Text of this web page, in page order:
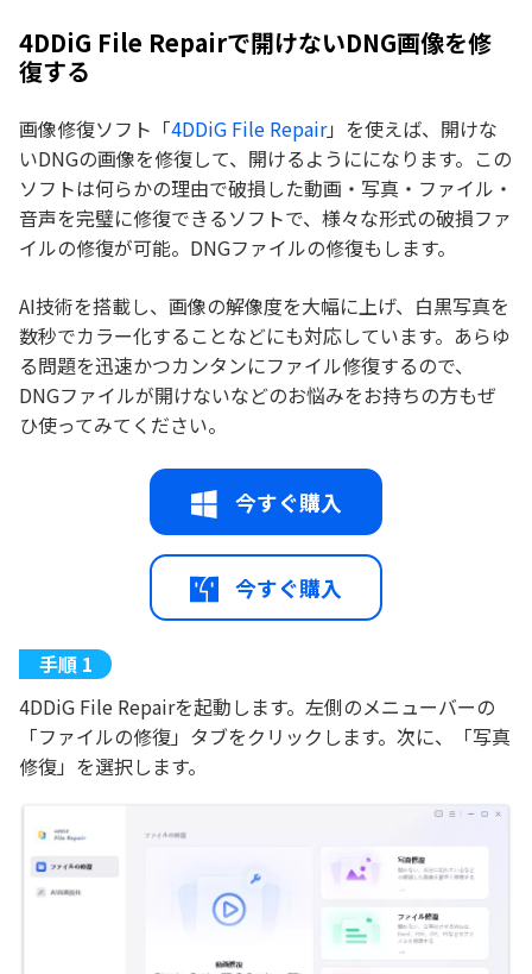
4DDiG File Repairで開けないDNG画像を修
復する
画像修復ソフト「4DDiG File Repair」を使えば、開けな
いDNGの画像を修復して、開けるようにになります。この
ソフトは何らかの理由で破損した動画・写真・ファイル・
音声を完璧に修復できるソフトで、様々な形式の破損ファ
イルの修復が可能。DNGファイルの修復もします。
AI技術を搭載し、画像の解像度を大幅に上げ、白黒写真を
数秒でカラー化することなどにも対応しています。あらゆ
る問題を迅速かつカンタンにファイル修復するので、
DNGファイルが開けないなどのお悩みをお持ちの方もぜ
ひ使ってみてください。
今すぐ購入
今すぐ購入
4DDiG File Repairを起動します。左側のメニューバーの
「ファイルの修復」タブをクリックします。次に、「写真
修復」を選択します。